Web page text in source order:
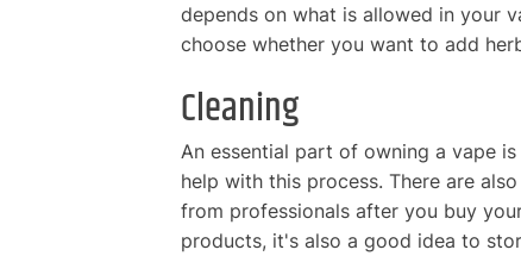
depends on what is allowed in your
choose whether you want to add
Cleaning
An essential part of owning a vape
help with this process. There are
from professionals after you buy
products, it's also a good idea to